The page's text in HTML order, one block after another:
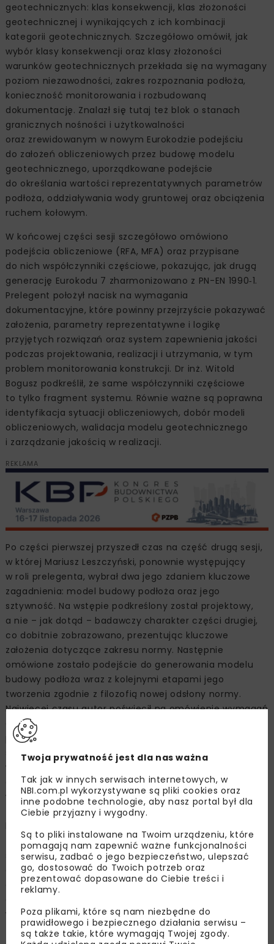
geotechnicznych: klas konsekwencji, klas złożoności
geotechnicznej i wynikających z ich kombinacji
kategorii geotechnicznych. Szczegółowo omówił, jak
wybór klasy konsekwencji oraz klasy złożoności
warunków geotechnicznych przekłada się na wymagany
poziom niezawodności, zakres rozpoznania podłoża,
konieczność monitorowania i rozbudowaną
dokumentację. Znalazł się tutaj też blok o stanach
granicznych nośności i użytkowalności
oraz zrewidowanym w nowym Eurokodzie podejściu
do założeń obliczeniowych przez budowę modelu
geotechnicznego, uporządkowane podejście
do określania wartości reprezentatywnych parametrów
podłoża, oddziaływania wody gruntowej oraz obciążenia
ruchem kołowym.
W końcowej części sesji szczegółowo omówiono
podejścia obliczeniowe (RFA, MFA) oraz przypisane
do nich współczynniki częściowe, pokazując, jak drugą
generację Eurokodu 7 zharmonizowano z PN-EN 1990‑1.
Prelegent położył nacisk na wymagania
dokumentacyjne, które powinny przejrzyście pokazywać
założenia, parametry reprezentatywne i logikę
przyjętych rozwiązań oraz system zapewnienia jakości
podczas projektowania, realizacji i utrzymania, w tym
problem monitorowania konstrukcji. Dr inż. Witold
Bogusz podkreślił, że same współczynniki częściowe
to tylko fragment systemu. Równie ważne są poprawna
identyfikacja sytuacji obliczeniowych, dobór modeli
obliczeniowych, walidacja modelu geotechnicznego
i zarządzanie jakością w realizacji.
REKLAMA
Po części pierwszej przyszedł czas na część drugą sesji,
w której Mariusz Leszczyński, ponownie występujący
w roli prelegenta, wybrał dwa jego zdaniem kluczowe
zagadnienia: model budowy podłoża oraz jego
sztywność. Na wstępie podkreślony został projektowy,
a nie – jak dotąd – badawczy charakter części drugiej,
co dobitnie zobrazowano, prezentując kluczowe
założenia dotyczące zakresu normy. Następnie
omówione zostało podejście do generowania modelu
budowy podłoża wraz z kolejnymi etapami jego
tworzenia zgodnie z filozofią nowej odsłony normy.
Najwięcej czasu autor poświęcił na omówienie wymagań
dotyczących określania parametrów sztywności
podłoża. Co najważniejsze, nie mówimy o parametrze
sztywności jako jednej liczbie przypisanej do konkretnej
warstwy, ale o parametrze zmiennym, zależnym
od stanu naprężenia i odkształcenia, którego określenie
wymaga niejednokrotnie zaawansowanych badań
terenowych i laboratoryjnych. Autor wprowadził pojęcie
z drugiej części normy, omówił to zagadnienie bardzo
szczegółowo. W trakcie prezentacji wielokrotnie wracał
do kwestii filozofii projektowania i podkreślał wagę
odpowiedniego podejścia do projektowania rozpoznania
geotechnicznego wraz z rozwojem danego projektu,
wskazując na lawinowo rosnące ryzyko, gdy podejście
to jest niewłaściwe. W końcowej fazie prezentacji
Twoja prywatność jest dla nas ważna
Tak jak w innych serwisach internetowych, w
NBI.com.pl wykorzystywane są pliki cookies oraz
inne podobne technologie, aby nasz portal był dla
Ciebie przyjazny i wygodny.
Są to pliki instalowane na Twoim urządzeniu, które
pomagają nam zapewnić ważne funkcjonalności
serwisu, zadbać o jego bezpieczeństwo, ulepszać
go, dostosować do Twoich potrzeb oraz
prezentować dopasowane do Ciebie treści i
reklamy.
Poza plikami, które są nam niezbędne do
prawidłowego i bezpiecznego działania serwisu –
są także takie, które wymagają Twojej zgody.